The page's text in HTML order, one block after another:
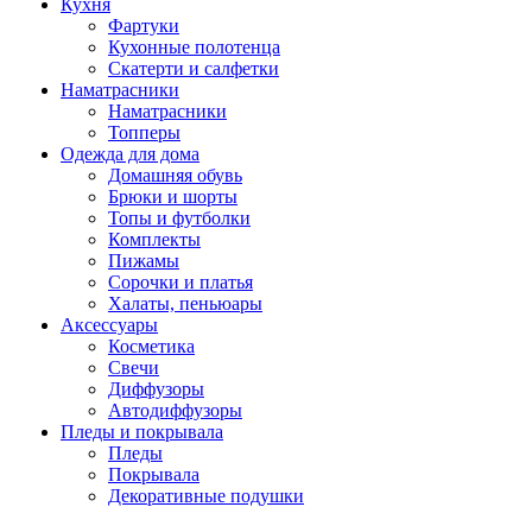
Кухня
Фартуки
Кухонные полотенца
Скатерти и салфетки
Наматрасники
Наматрасники
Топперы
Одежда для дома
Домашняя обувь
Брюки и шорты
Топы и футболки
Комплекты
Пижамы
Сорочки и платья
Халаты, пеньюары
Аксессуары
Косметика
Свечи
Диффузоры
Автодиффузоры
Пледы и покрывала
Пледы
Покрывала
Декоративные подушки